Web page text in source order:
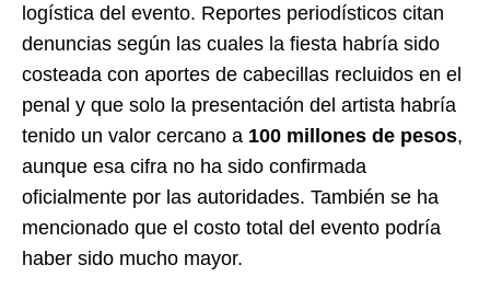
logística del evento. Reportes periodísticos citan
denuncias según las cuales la fiesta habría sido
costeada con aportes de cabecillas recluidos en el
penal y que solo la presentación del artista habría
tenido un valor cercano a 100 millones de pesos,
aunque esa cifra no ha sido confirmada
oficialmente por las autoridades. También se ha
mencionado que el costo total del evento podría
haber sido mucho mayor.